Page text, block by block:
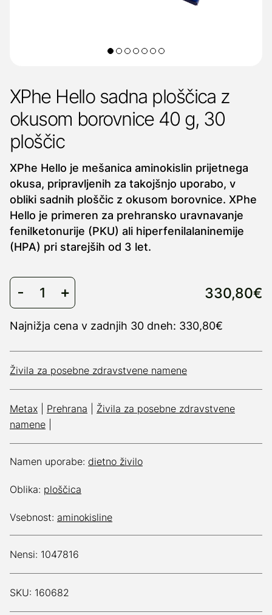
XPhe Hello sadna ploščica z
okusom borovnice 40 g, 30
ploščic
XPhe Hello je mešanica aminokislin prijetnega
okusa, pripravljenih za takojšnjo uporabo, v
obliki sadnih ploščic z okusom borovnice. XPhe
Hello je primeren za prehransko uravnavanje
fenilketonurije (PKU) ali hiperfenilalaninemije
(HPA) pri starejših od 3 let.
330,80€
Najnižja cena v zadnjih 30 dneh: 330,80€
Živila za posebne zdravstvene namene
Metax Prehrana
Živila za posebne zdravstvene
namene
Namen uporabe: dietno živilo
Oblika: ploščica
Vsebnost: aminokisline
Nensi: 1047816
SKU: 160682